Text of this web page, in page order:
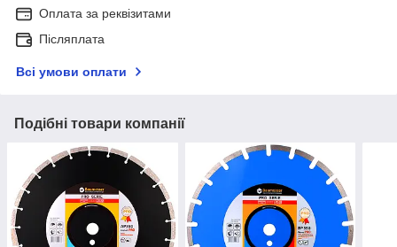
Оплата за реквізитами
Післяплата
Всі умови оплати
Подібні товари компанії